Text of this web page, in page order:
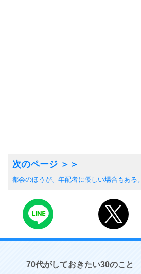
都会のほうが、年配者に優しい場合もある。
70代がしておきたい30のこと